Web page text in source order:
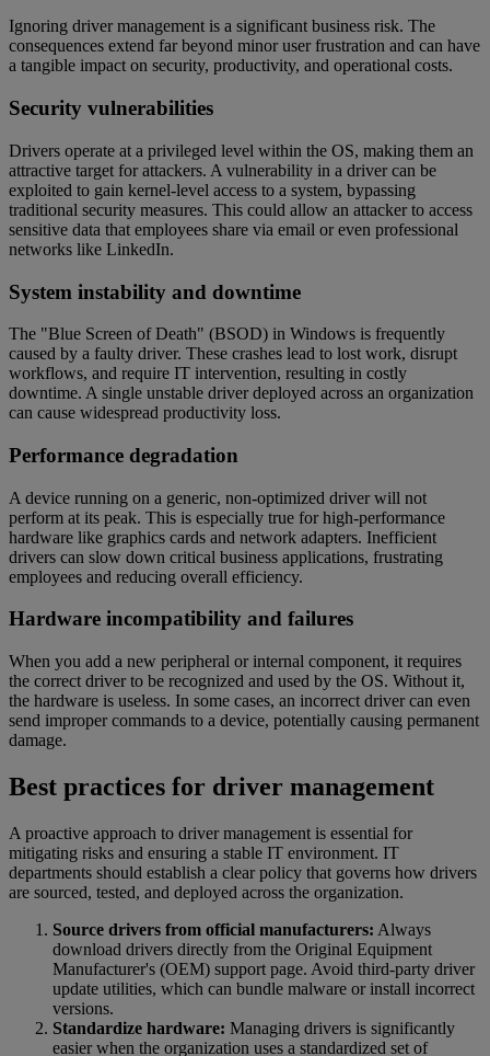
Ignoring driver management is a significant business risk. The
consequences extend far beyond minor user frustration and can have
a tangible impact on security, productivity, and operational costs.
Security vulnerabilities
Drivers operate at a privileged level within the OS, making them an
attractive target for attackers. A vulnerability in a driver can be
exploited to gain kernel-level access to a system, bypassing
traditional security measures. This could allow an attacker to access
sensitive data that employees share via email or even professional
networks like LinkedIn.
System instability and downtime
The "Blue Screen of Death" (BSOD) in Windows is frequently
caused by a faulty driver. These crashes lead to lost work, disrupt
workflows, and require IT intervention, resulting in costly
downtime. A single unstable driver deployed across an organization
can cause widespread productivity loss.
Performance degradation
A device running on a generic, non-optimized driver will not
perform at its peak. This is especially true for high-performance
hardware like graphics cards and network adapters. Inefficient
drivers can slow down critical business applications, frustrating
employees and reducing overall efficiency.
Hardware incompatibility and failures
When you add a new peripheral or internal component, it requires
the correct driver to be recognized and used by the OS. Without it,
the hardware is useless. In some cases, an incorrect driver can even
send improper commands to a device, potentially causing permanent
damage.
Best practices for driver management
A proactive approach to driver management is essential for
mitigating risks and ensuring a stable IT environment. IT
departments should establish a clear policy that governs how drivers
are sourced, tested, and deployed across the organization.
Source drivers from official manufacturers: Always
download drivers directly from the Original Equipment
Manufacturer's (OEM) support page. Avoid third-party driver
update utilities, which can bundle malware or install incorrect
versions.
Standardize hardware: Managing drivers is significantly
easier when the organization uses a standardized set of